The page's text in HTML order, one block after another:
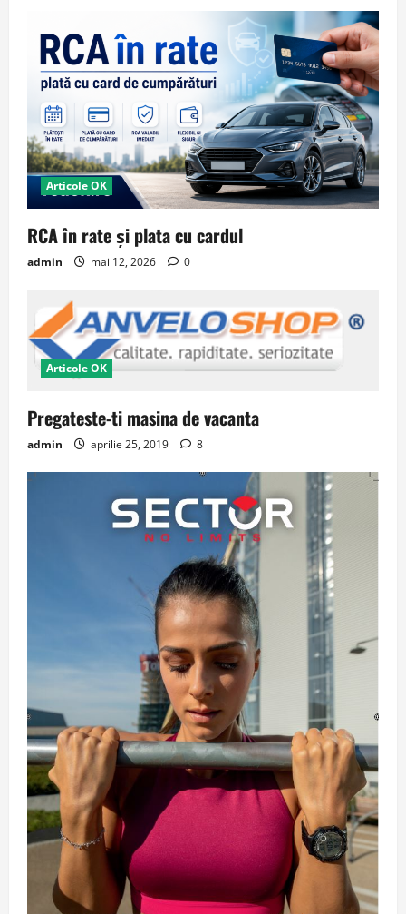
Articole OK
RCA în rate și plata cu cardul
admin mai 12, 2026 0
Articole OK
Pregateste-ti masina de vacanta
admin aprilie 25, 2019 8